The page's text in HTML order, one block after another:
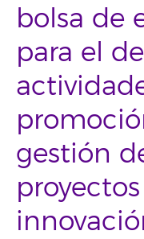
bolsa de
para el
gestión